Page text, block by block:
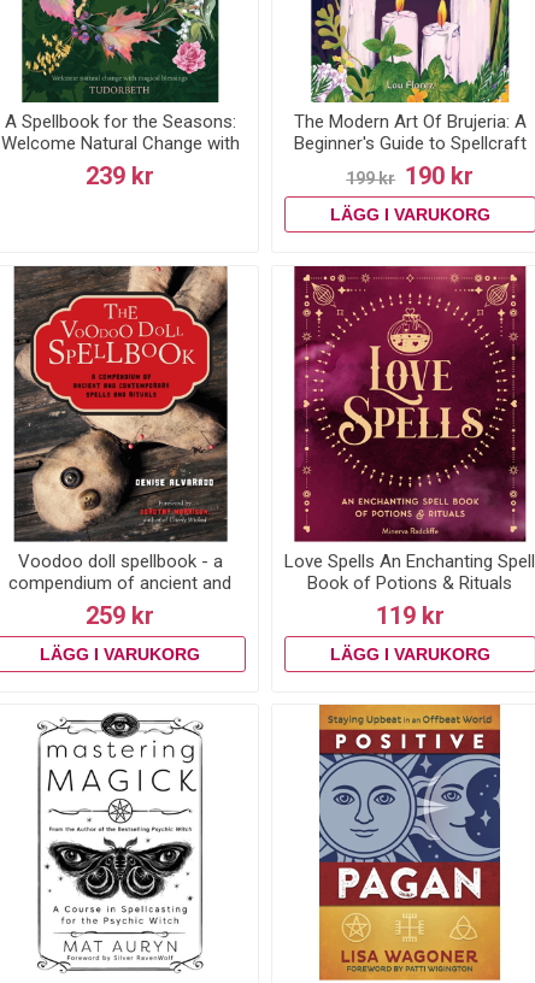
A Spellbook for the Seasons:
Welcome Natural Change with
Magical Blessings
239 kr
The Modern Art Of Brujeria: A
Beginner's Guide to Spellcraft
199 kr 190 kr
Voodoo doll spellbook - a
compendium of ancient and
contemporary spells and
259 kr
Love Spells An Enchanting Spell
Book of Potions & Rituals
119 kr